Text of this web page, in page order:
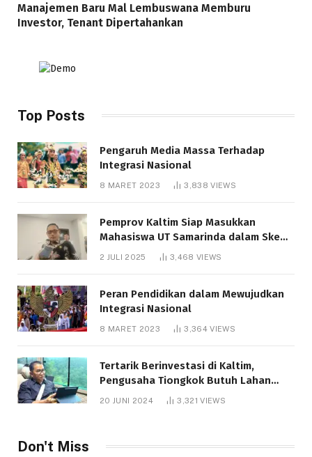
Manajemen Baru Mal Lembuswana Memburu
Investor, Tenant Dipertahankan
Top Posts
Pengaruh Media Massa Terhadap
Integrasi Nasional
8 MARET 2023 3,838VIEWS
Pemprov Kaltim Siap Masukkan
Mahasiswa UT Samarinda dalam Skema
Bantuan Pendidikan Gratispol
2 JULI 2025 3,468 VIEWS
Peran Pendidikan dalam Mewujudkan
Integrasi Nasional
8 MARET 2023 3,364VIEWS
Tertarik Berinvestasi di Kaltim,
Pengusaha Tiongkok Butuh Lahan
20 JUNI 2024 3,321VIEWS
Don't Miss